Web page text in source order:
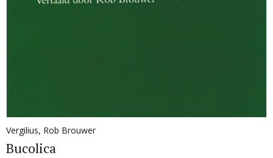
Vergilius, Rob Brouwer
Bucolica